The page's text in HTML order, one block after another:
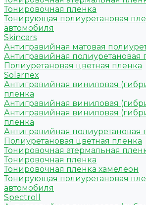
Тонировочная пленка
Тонирующая полиуретановая
автомобиля
Skincars
Антигравийная матовая
Антигравийная полиуретановая
Полиуретановая цветная пленка
Solarnex
Антигравийная виниловая
пленка
Антигравийная виниловая
Антигравийная виниловая
пленка
Антигравийная полиуретановая
Полиуретановая цветная пленка
Тонировочная атермальная
Тонировочная пленка
Тонировочная пленка хамелеон
Тонирующая полиуретановая
автомобиля
Spectroll